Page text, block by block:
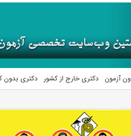
آزمون دکتری خارج از کشور دکتری بدون